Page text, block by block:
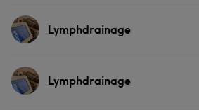
ServicesLymphdrainage
ServicesLymphdrainage